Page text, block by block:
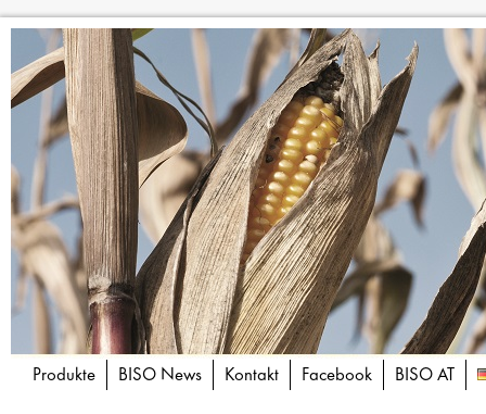
Produkte BISO News Kontakt Facebook BISO AT